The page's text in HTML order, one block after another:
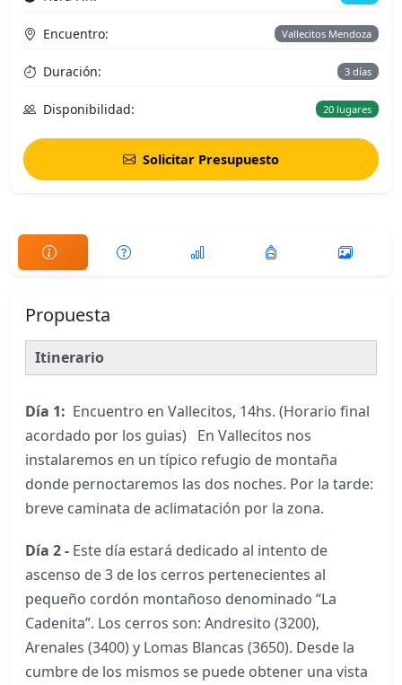
Encuentro: Vallecitos Mendoza
Duración: 3 días
Disponibilidad: 20 lugares
Solicitar Presupuesto
Propuesta
Itinerario
Día 1: Encuentro en Vallecitos, 14hs. (Horario final
acordado por los guias) En Vallecitos nos
instalaremos en un típico refugio de montaña
donde pernoctaremos las dos noches. Por la tarde:
breve caminata de aclimatación por la zona.
Día 2 - Este día estará dedicado al intento de
ascenso de 3 de los cerros pertenecientes al
pequeño cordón montañoso denominado “La
Cadenita”. Los cerros son: Andresito (3200),
Arenales (3400) y Lomas Blancas (3650). Desde la
cumbre de los mismos se puede obtener una vista